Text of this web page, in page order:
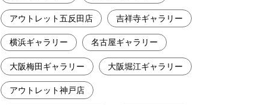
アウトレット五反田店 吉祥寺ギャラリー
横浜ギャラリー 名古屋ギャラリー
大阪梅田ギャラリー 大阪堀江ギャラリー
アウトレット神戸店